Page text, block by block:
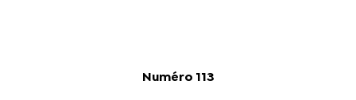
Numéro 113